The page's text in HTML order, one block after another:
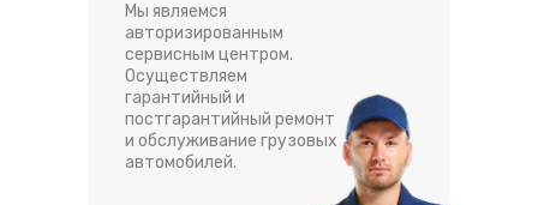
Мы являемся
авторизированным
сервисным центром.
Осуществляем
гарантийный и
постгарантийный ремонт
и обслуживание грузовых
автомобилей.